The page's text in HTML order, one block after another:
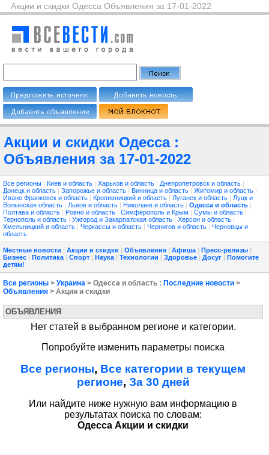
Акции и скидки Одесса Объявления за 17-01-2022
Акции и скидки Одесса :
Объявления за 17-01-2022
Все регионы | Киев и область | Харьков и область | Днепропетровск и область |
Донецк и область | Запорожье и область | Винница и область | Житомир и область |
Ивано Франковск и область | Кропивницкий и область | Луганск и область | Луцк и
Волынская область | Львов и область | Николаев и область | Одесса и область |
Полтава и область | Ровно и область | Симферополь и Крым | Сумы и область |
Тернополь и область | Ужгород и Закарпатская область | Херсон и область |
Хмельницкий и область | Черкассы и область | Чернигов и область | Черновцы и
область
Местные новости | Акции и скидки | Объявления | Афиша | Пресс-релизы |
Бизнес | Политика | Спорт | Наука | Технологии | Здоровье | Досуг | Помогите
детям!
Все регионы > Украина > Одесса и область : Последние новости >
Объявления > Акции и скидки
ОБЪЯВЛЕНИЯ
Нет статей в выбранном регионе и категории.
Попробуйте изменить параметры поиска
Все регионы, Все категории в текущем
регионе, За 30 дней
Или найдите ниже нужную вам информацию в
результатах поиска по словам:
Одесса Акции и скидки